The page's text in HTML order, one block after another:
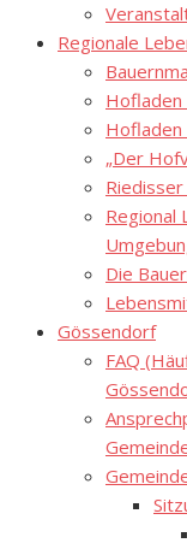
Regionale
Hofladen
Hofladen
„Der
Regional
Die
Gössendorf
FAQ